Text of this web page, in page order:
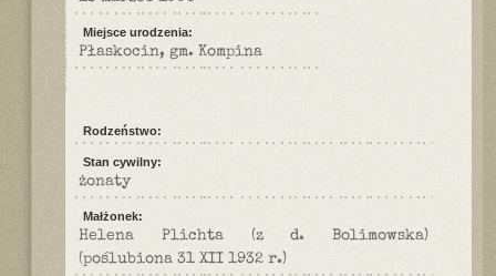
Miejsce urodzenia:
Płaskocin, gm. Kompina
Rodzeństwo:
Stan cywilny:
żonaty
Małżonek:
Helena Plichta (z d. Bolimowska)
(poślubiona 31 XII 1932 r.)